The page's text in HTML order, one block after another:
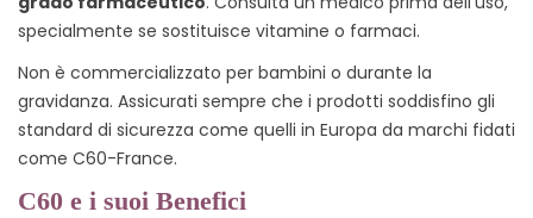
specialmente se sostituisce vitamine o farmaci.
Non è commercializzato per bambini o durante la
gravidanza. Assicurati sempre che i prodotti soddisfino gli
standard di sicurezza come quelli in Europa da marchi fidati
come C60-France.
C60 e i suoi Benefici